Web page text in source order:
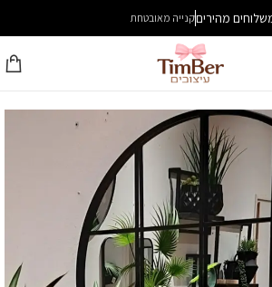
מהיריםקנייה מאובטחת